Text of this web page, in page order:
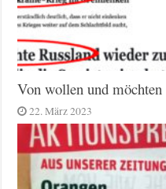
Von wollen und möchten
22. März 2023